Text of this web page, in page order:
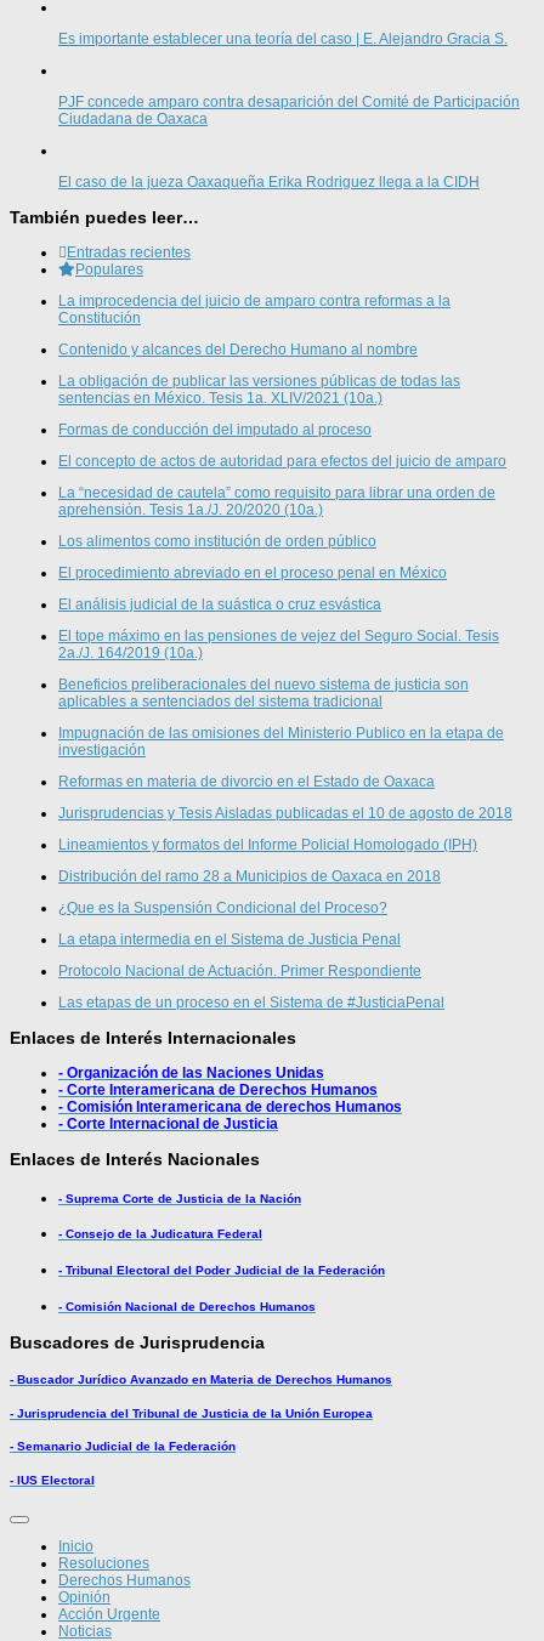
Es importante establecer una teoría del caso | E. Alejandro Gracia S.
PJF concede amparo contra desaparición del Comité de Participación
Ciudadana de Oaxaca
El caso de la jueza Oaxaqueña Erika Rodriguez llega a la CIDH
También puedes leer…
Entradas recientes
Populares
La improcedencia del juicio de amparo contra reformas a la
Constitución
Contenido y alcances del Derecho Humano al nombre
La obligación de publicar las versiones públicas de todas las
sentencias en México. Tesis 1a. XLIV/2021 (10a.)
Formas de conducción del imputado al proceso
El concepto de actos de autoridad para efectos del juicio de amparo
La “necesidad de cautela” como requisito para librar una orden de
aprehensión. Tesis 1a./J. 20/2020 (10a.)
Los alimentos como institución de orden público
El procedimiento abreviado en el proceso penal en México
El análisis judicial de la suástica o cruz esvástica
El tope máximo en las pensiones de vejez del Seguro Social. Tesis
2a./J. 164/2019 (10a.)
Beneficios preliberacionales del nuevo sistema de justicia son
aplicables a sentenciados del sistema tradicional
Impugnación de las omisiones del Ministerio Publico en la etapa de
investigación
Reformas en materia de divorcio en el Estado de Oaxaca
Jurisprudencias y Tesis Aisladas publicadas el 10 de agosto de 2018
Lineamientos y formatos del Informe Policial Homologado (IPH)
Distribución del ramo 28 a Municipios de Oaxaca en 2018
¿Que es la Suspensión Condicional del Proceso?
La etapa intermedia en el Sistema de Justicia Penal
Protocolo Nacional de Actuación. Primer Respondiente
Las etapas de un proceso en el Sistema de #JusticiaPenal
Enlaces de Interés Internacionales
- Organización de las Naciones Unidas
- Corte Interamericana de Derechos Humanos
- Comisión Interamericana de derechos Humanos
- Corte Internacional de Justicia
Enlaces de Interés Nacionales
- Suprema Corte de Justicia de la Nación
- Consejo de la Judicatura Federal
- Tribunal Electoral del Poder Judicial de la Federación
- Comisión Nacional de Derechos Humanos
Buscadores de Jurisprudencia
- Buscador Jurídico Avanzado en Materia de Derechos Humanos
- Jurisprudencia del Tribunal de Justicia de la Unión Europea
- Semanario Judicial de la Federación
- IUS Electoral
Inicio
Resoluciones
Derechos Humanos
Opinión
Acción Urgente
Noticias